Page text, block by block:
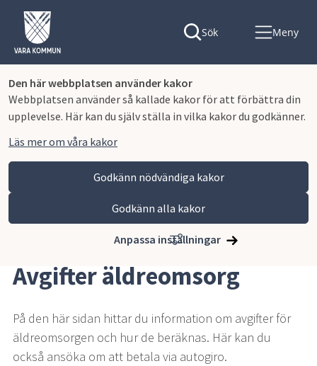
Den här webbplatsen använder kakor
Webbplatsen använder så kallade kakor för att förbättra din
upplevelse. Här kan du själv ställa in vilka kakor du godkänner.
Läs mer om våra kakor
Godkänn nödvändiga kakor
Godkänn alla kakor
Anpassa inställningar
Sök Meny
Vara kommun Omsorg och stöd
Äldreomsorg
Avgifter äldreomsorg
På den här sidan hittar du information om avgifter för
äldreomsorgen och hur de beräknas. Här kan du
också ansöka om att betala via autogiro.